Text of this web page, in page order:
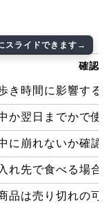
確認
き時間に影響する
か翌日までかで使
に崩れないか確認
れ先で食べる場合
品は売り切れの可